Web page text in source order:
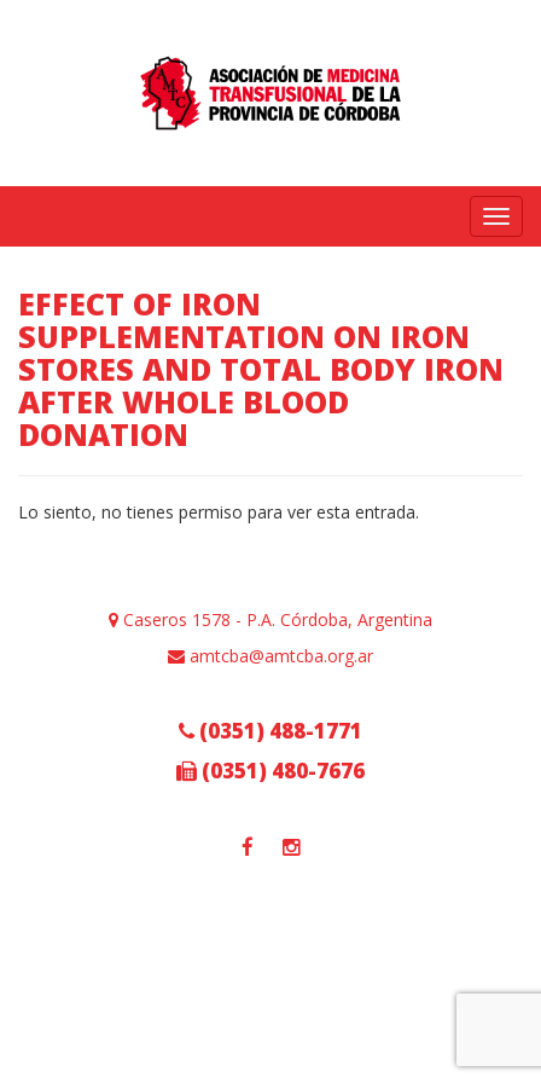
Menú
EFFECT OF IRON
SUPPLEMENTATION ON IRON
STORES AND TOTAL BODY IRON
AFTER WHOLE BLOOD
DONATION
Lo siento, no tienes permiso para ver esta entrada.
Caseros 1578 - P.A. Córdoba, Argentina
amtcba@amtcba.org.ar
(0351) 488-1771
(0351) 480-7676